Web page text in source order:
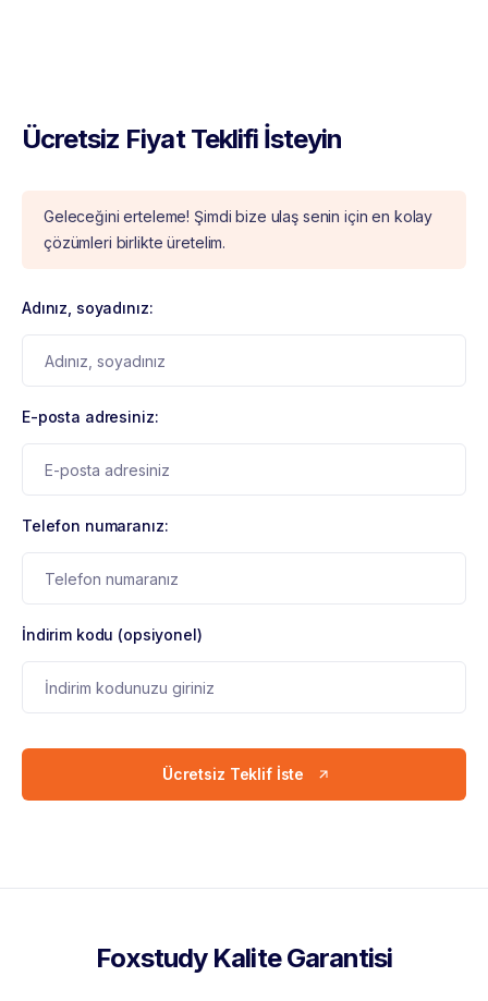
Ücretsiz Fiyat Teklifi İsteyin
Geleceğini erteleme! Şimdi bize ulaş senin için en kolay
çözümleri birlikte üretelim.
Adınız, soyadınız:
E-posta adresiniz:
Telefon numaranız:
İndirim kodu (opsiyonel)
Ücretsiz Teklif İste
Foxstudy Kalite Garantisi